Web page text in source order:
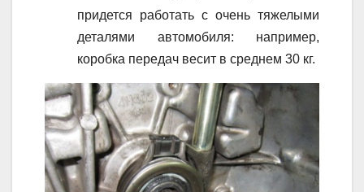
придется работать с очень тяжелыми
деталями автомобиля: например,
коробка передач весит в среднем 30 кг.